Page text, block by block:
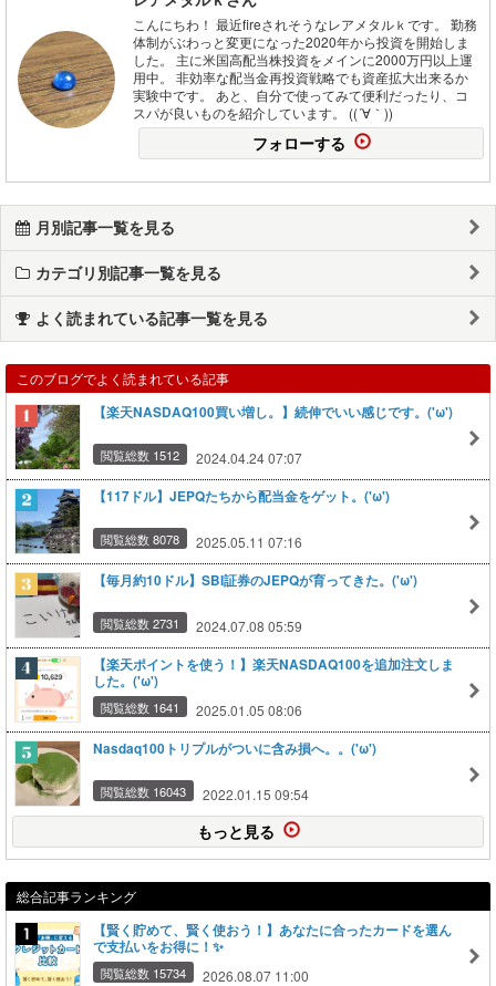
こんにちわ！ 最近fireされそうなレアメタルｋです。 勤務
体制がぶわっと変更になった2020年から投資を開始しま
した。 主に米国高配当株投資をメインに2000万円以上運
用中。 非効率な配当金再投資戦略でも資産拡大出来るか
実験中です。 あと、自分で使ってみて便利だったり、コ
スパが良いものを紹介しています。 ((´∀｀))
フォローする
月別記事一覧を見る
カテゴリ別記事一覧を見る
よく読まれている記事一覧を見る
このブログでよく読まれている記事
【楽天NASDAQ100買い増し。】続伸でいい感じです。('ω')
閲覧総数 1512 2024.04.24 07:07
【117ドル】JEPQたちから配当金をゲット。('ω')
閲覧総数 8078 2025.05.11 07:16
【毎月約10ドル】SBI証券のJEPQが育ってきた。('ω')
閲覧総数 2731 2024.07.08 05:59
【楽天ポイントを使う！】楽天NASDAQ100を追加注文しま
した。('ω')
閲覧総数 1641 2025.01.05 08:06
Nasdaq100トリプルがついに含み損へ。。('ω')
閲覧総数 16043 2022.01.15 09:54
もっと見る
総合記事ランキング
【賢く貯めて、賢く使おう！】あなたに合ったカードを選ん
で支払いをお得に！✨
閲覧総数 15734 2026.08.07 11:00